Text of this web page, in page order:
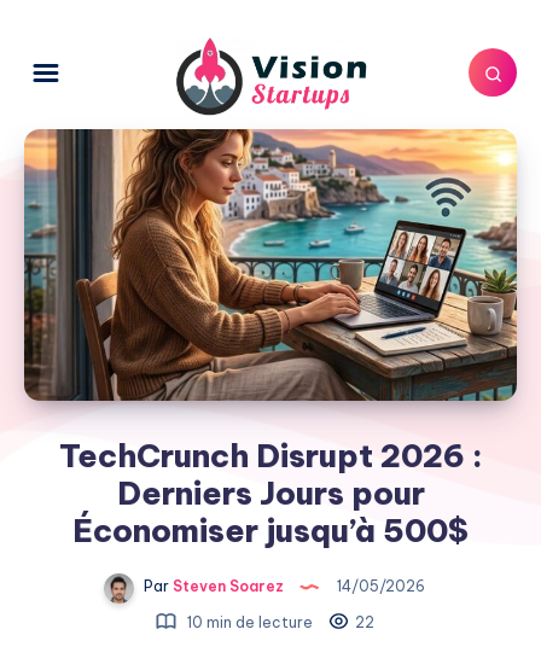
TechCrunch Disrupt 2026 :
Derniers Jours pour
Économiser jusqu’à 500$
Par Steven Soarez
14/05/2026
10 min de lecture
22